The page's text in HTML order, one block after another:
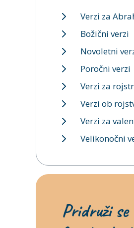
Verzi za
Božični verzi
Novoletni
Poročni verzi
Verzi za
Verzi ob
Verzi za
Velikonočni
Pridruži